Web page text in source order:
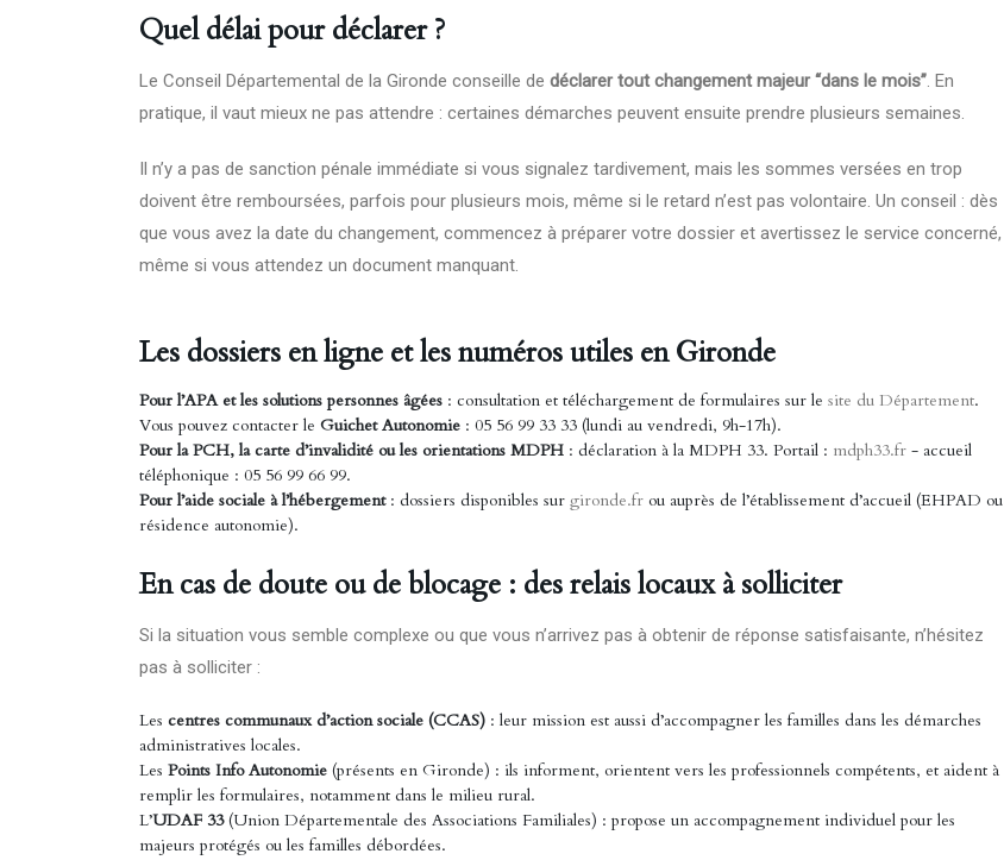
Quel délai pour déclarer ?
Le Conseil Départemental de la Gironde conseille de déclarer tout changement majeur “dans le mois”. En
pratique, il vaut mieux ne pas attendre : certaines démarches peuvent ensuite prendre plusieurs semaines.
Il n’y a pas de sanction pénale immédiate si vous signalez tardivement, mais les sommes versées en trop
doivent être remboursées, parfois pour plusieurs mois, même si le retard n’est pas volontaire. Un conseil : dès
que vous avez la date du changement, commencez à préparer votre dossier et avertissez le service concerné,
même si vous attendez un document manquant.
Les dossiers en ligne et les numéros utiles en Gironde
Pour l’APA et les solutions personnes âgées : consultation et téléchargement de formulaires sur le site du Département.
Vous pouvez contacter le Guichet Autonomie : 05 56 99 33 33 (lundi au vendredi, 9h-17h).
Pour la PCH, la carte d’invalidité ou les orientations MDPH : déclaration à la MDPH 33. Portail : mdph33.fr - accueil
téléphonique : 05 56 99 66 99.
Pour l’aide sociale à l’hébergement: dossiers disponibles sur gironde.fr ou auprès de l’établissement d’accueil (EHPAD ou
résidence autonomie).
En cas de doute ou de blocage : des relais locaux à solliciter
Si la situation vous semble complexe ou que vous n’arrivez pas à obtenir de réponse satisfaisante, n’hésitez
pas à solliciter :
Les centres communaux d’action sociale (CCAS) : leur mission est aussi d’accompagner les familles dans les démarches
administratives locales.
Les Points Info Autonomie (présents en Gironde) : ils informent, orientent vers les professionnels compétents, et aident à
remplir les formulaires, notamment dans le milieu rural.
L’UDAF 33(Union Départementale des Associations Familiales) : propose un accompagnement individuel pour les
majeurs protégés ou les familles débordées.